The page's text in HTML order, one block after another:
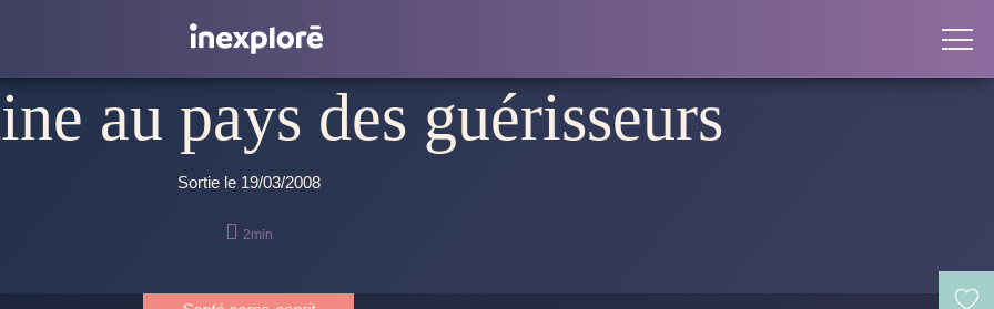
au pays des guérisseurs
Sortie le 19/03/2008
 2min